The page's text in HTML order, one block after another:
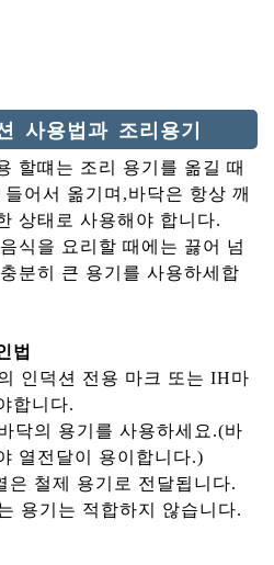
사용법과 조리용기
할떄는 조리 용기를 옮길 때
어서 옮기며,바닥은 항상 깨
상태로 사용해야 합니다.
식을 요리할 때에는 끓어 넘
분히 큰 용기를 사용하세합
법
인덕션 전용 마크 또는 IH마
합니다.
닥의 용기를 사용하세요.(바
열전달이 용이합니다.)
은 철제 용기로 전달됩니다.
용기는 적합하지 않습니다.